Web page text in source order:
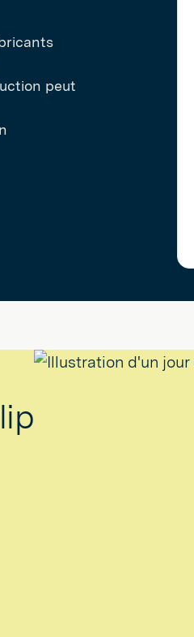
peut